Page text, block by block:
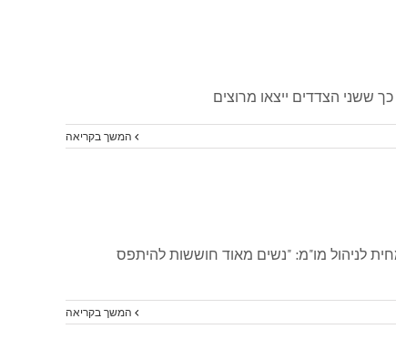
ששני הצדדים ייצאו מרוצים
המשך בקריאה
לניהול מו"מ: "נשים מאוד חוששות להיתפס
המשך בקריאה